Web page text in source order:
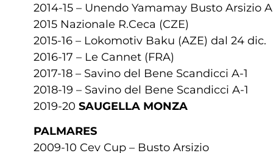
2014-15 – Unendo Yamamay Busto Arsizio
2015 Nazionale R.Ceca (CZE)
2015-16 – Lokomotiv Baku (AZE) dal 24 dic.
2016-17 – Le Cannet (FRA)
2017-18 – Savino del Bene Scandicci A-1
2018-19 – Savino del Bene Scandicci A-1
2019-20 SAUGELLA MONZA
PALMARES
2009-10 Cev Cup – Busto Arsizio